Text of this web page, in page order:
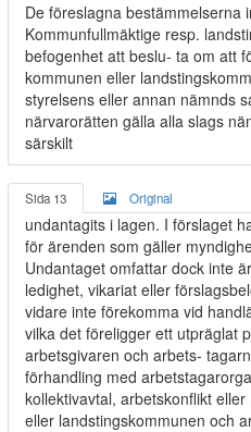
De föreslagna bestämmelserna
Kommunfullmäktige resp.
befogenhet att beslu- ta om att
kommunen eller
styrelsens eller annan nämnds
närvarorätten gälla alla slags
särskilt
Sida 13 Original
undantagits i lagen. I förslaget
för ärenden som gäller
Undantaget omfattar dock inte
ledighet, vikariat eller
vidare inte förekomma vid
vilka det föreligger ett utpräglat
arbetsgivaren och arbets-
förhandling med
kollektivavtal, arbetskonflikt
eller landstingskommunen och